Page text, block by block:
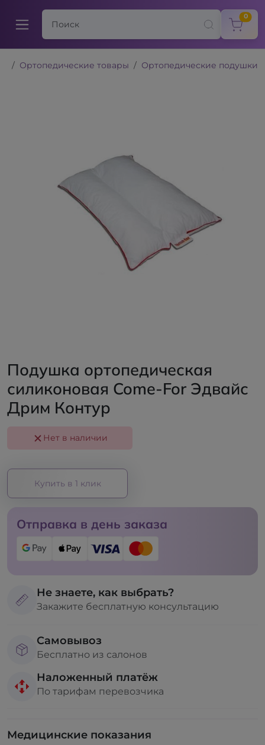
0
Ортопедические товары Ортопедические подушки
Подушка ортопедическая
силиконовая Come-For Эдвайс
Дрим Контур
Нет в наличии
Купить в 1 клик
Отправка в день заказа
Не знаете, как выбрать?
Закажите бесплатную консультацию
Самовывоз
Бесплатно из салонов
Наложенный платёж
По тарифам перевозчика
Медицинские показания